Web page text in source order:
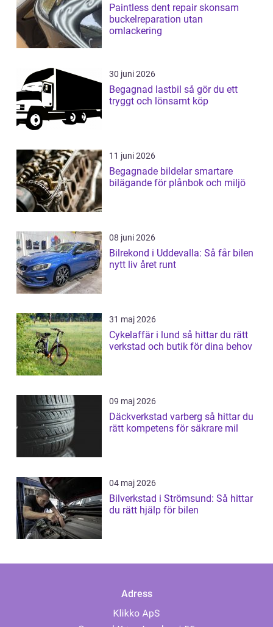
Paintless dent repair skonsam
buckelreparation utan
omlackering
30 juni 2026
Begagnad lastbil så gör du ett
tryggt och lönsamt köp
11 juni 2026
Begagnade bildelar smartare
bilägande för plånbok och miljö
08 juni 2026
Bilrekond i Uddevalla: Så får bilen
nytt liv året runt
31 maj 2026
Cykelaffär i lund så hittar du rätt
verkstad och butik för dina behov
09 maj 2026
Däckverkstad varberg så hittar du
rätt kompetens för säkrare mil
04 maj 2026
Bilverkstad i Strömsund: Så hittar
du rätt hjälp för bilen
Adress